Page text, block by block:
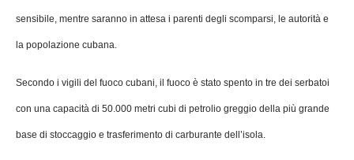
sensibile, mentre saranno in attesa i parenti degli scomparsi, le autorità e
la popolazione cubana.
Secondo i vigili del fuoco cubani, il fuoco è stato spento in tre dei serbatoi
con una capacità di 50.000 metri cubi di petrolio greggio della più grande
base di stoccaggio e trasferimento di carburante dell’isola.